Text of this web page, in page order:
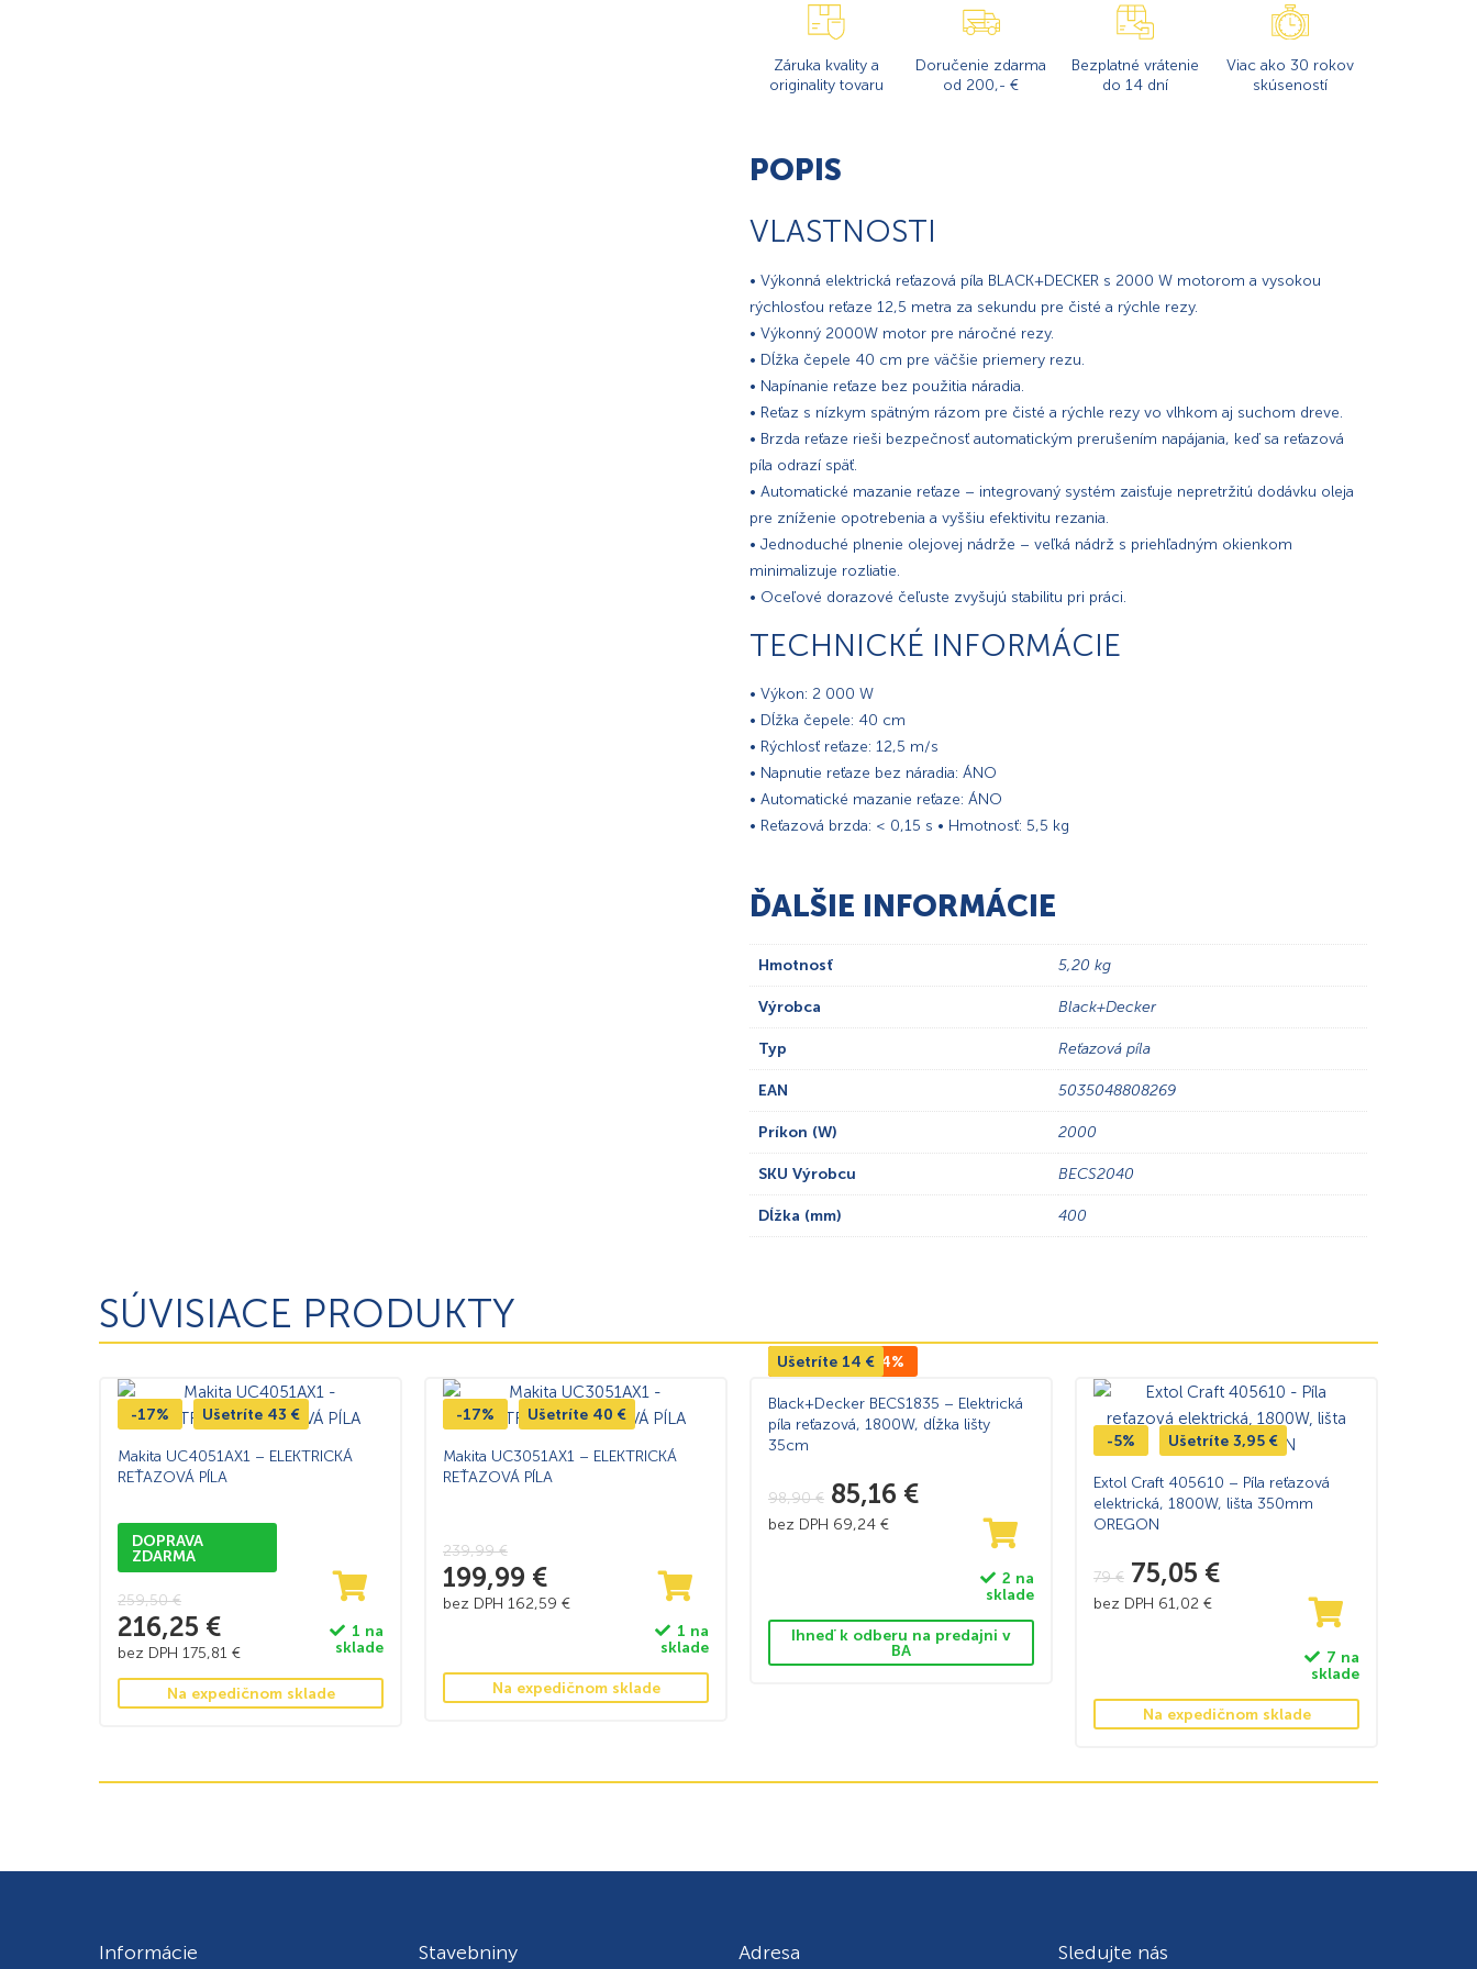
Záruka kvality a
originality tovaru
Doručenie zdarma
od 200,- €
Bezplatné vrátenie
do 14 dní
Viac ako 30 rokov
skúseností
POPIS
VLASTNOSTI
• Výkonná elektrická reťazová píla BLACK+DECKER s 2000 W motorom a vysokou
rýchlosťou reťaze 12,5 metra za sekundu pre čisté a rýchle rezy.
• Výkonný 2000W motor pre náročné rezy.
• Dĺžka čepele 40 cm pre väčšie priemery rezu.
• Napínanie reťaze bez použitia náradia.
• Reťaz s nízkym spätným rázom pre čisté a rýchle rezy vo vlhkom aj suchom dreve.
• Brzda reťaze rieši bezpečnosť automatickým prerušením napájania, keď sa reťazová
píla odrazí späť.
• Automatické mazanie reťaze – integrovaný systém zaisťuje nepretržitú dodávku oleja
pre zníženie opotrebenia a vyššiu efektivitu rezania.
• Jednoduché plnenie olejovej nádrže – veľká nádrž s priehľadným okienkom
minimalizuje rozliatie.
• Oceľové dorazové čeľuste zvyšujú stabilitu pri práci.
TECHNICKÉ INFORMÁCIE
• Výkon: 2 000 W
• Dĺžka čepele: 40 cm
• Rýchlosť reťaze: 12,5 m/s
• Napnutie reťaze bez náradia: ÁNO
• Automatické mazanie reťaze: ÁNO
• Reťazová brzda: < 0,15 s • Hmotnosť: 5,5 kg
ĎALŠIE INFORMÁCIE
Hmotnosť 5,20 kg
Výrobca Black+Decker
Typ Reťazová píla
EAN 5035048808269
Príkon (W) 2000
SKU Výrobcu BECS2040
Dĺžka (mm) 400
SÚVISIACE PRODUKTY
-17% Ušetríte 43 €
Makita UC4051AX1 – ELEKTRICKÁ
REŤAZOVÁ PÍLA
DOPRAVA
ZDARMA
259,50€
216,25 €
bez DPH 175,81 €
1 na
sklade
Na expedičnom sklade
-17% Ušetríte 40 €
Makita UC3051AX1 – ELEKTRICKÁ
REŤAZOVÁ PÍLA
239,99€
199,99 €
bez DPH 162,59 €
1 na
sklade
Na expedičnom sklade
TOP CENA -14%
Ušetríte 14 €
Black+Decker BECS1835 – Elektrická
píla reťazová, 1800W, dĺžka lišty
35cm
98,90€ 85,16 €
bez DPH 69,24 €
2 na
sklade
Ihneď k odberu na predajni v
BA
-5% Ušetríte 3,95 €
Extol Craft 405610 – Píla reťazová
elektrická, 1800W, lišta 350mm
OREGON
79€ 75,05 €
bez DPH 61,02 €
7 na
sklade
Na expedičnom sklade
Informácie Stavebniny Adresa Sledujte nás